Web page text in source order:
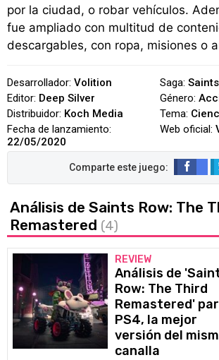
por la ciudad, o robar vehículos.
fue ampliado con multitud de
descargables, con ropa, misiones o
Desarrollador: Volition
Editor: Deep Silver
Distribuidor: Koch Media
Fecha de lanzamiento:
22/05/2020
Saga:
Género:
Tema:
Web oficial:
Análisis de Saints Row: The
Remastered (4)
REVIEW
Análisis de
Row: The Third
Remastered'
PS4, la mejor
versión del
canalla